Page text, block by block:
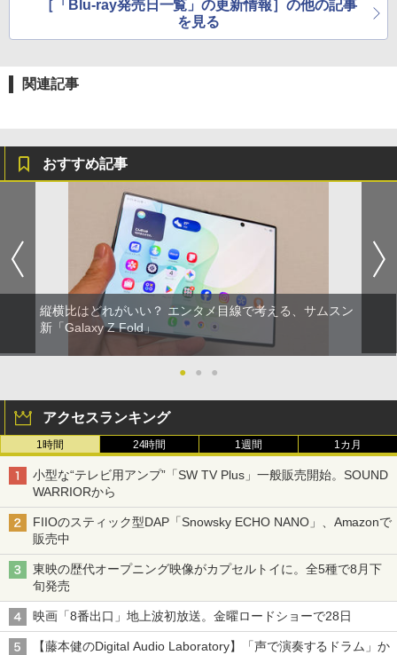
［「Blu-ray発売日一覧」の更新情報］の他の記事
を見る
関連記事
おすすめ記事
縦横比はどれがいい？ エンタメ目線で考える、サムスン
新「Galaxy Z Fold」
● ● ●
アクセスランキング
1時間 24時間 1週間 1カ月
小型な“テレビ用アンプ”「SW TV Plus」一般販売開始。SOUND
WARRIORから
FIIOのスティック型DAP「Snowsky ECHO NANO」、Amazonで
販売中
東映の歴代オープニング映像がカプセルトイに。全5種で8月下
旬発売
映画「8番出口」地上波初放送。金曜ロードショーで28日
【藤本健のDigital Audio Laboratory】「声で演奏するドラム」か